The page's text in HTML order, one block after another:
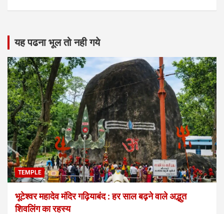
यह पढना भूल तो नही गये
TEMPLE
भूटेश्वर महादेव मंदिर गढ़ियाबंद : हर साल बढ़ने वाले अद्भुत
शिवलिंग का रहस्य